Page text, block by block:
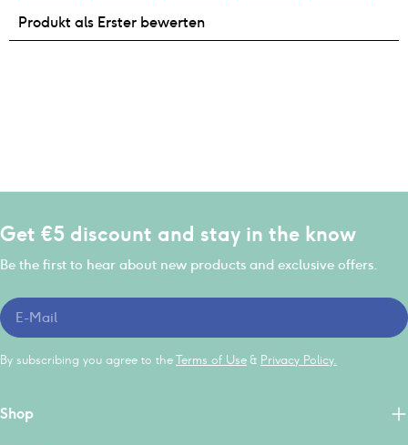
Get €5 discount and stay in the know
Be the first to hear about new products and exclusive offers.
E-
Mail
By subscribing you agree to theTerms of Use& Privacy Policy.
Shop